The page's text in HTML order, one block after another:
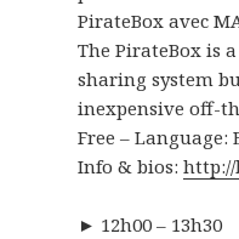
PirateBox avec
The PirateBox is
sharing system
inexpensive off-
Free – Language:
Info & bios:http://
► 12h00 – 13h30